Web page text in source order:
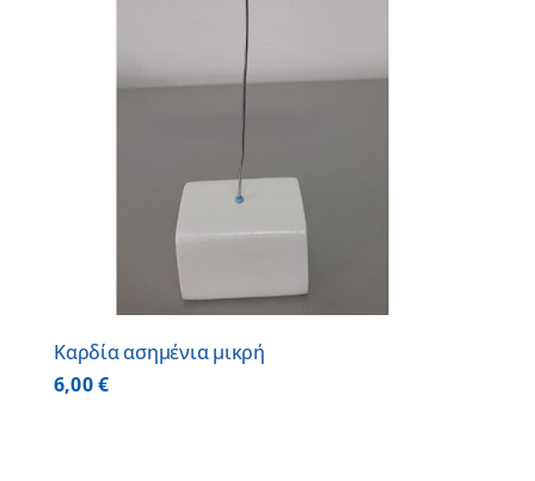
Καρδία ασημένια μικρή
6,00€